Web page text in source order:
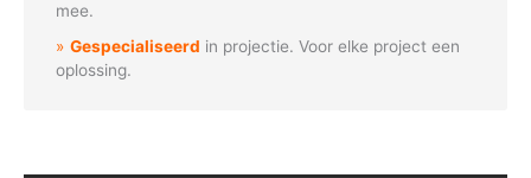
mee.
Gespecialiseerd in projectie. Voor elke project een
oplossing.